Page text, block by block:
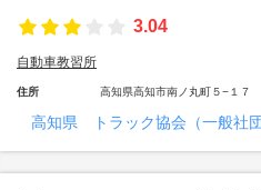
3.04
自動車教習所
住所 高知県高知市南ノ丸町５−１７
高知県 トラック協会（一般社